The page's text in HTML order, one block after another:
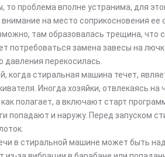
то проблема вполне устранима, для
внимание на место соприкосновения
там образовалась трещина, что
потребоваться замена завесы на
давления перекосилась.
когда стиральная машина течет,
Иногда хозяйки, отвлекаясь на
полагает, а включают старт
попадают и наружу. Перед запуском
в стиральной машине может быть